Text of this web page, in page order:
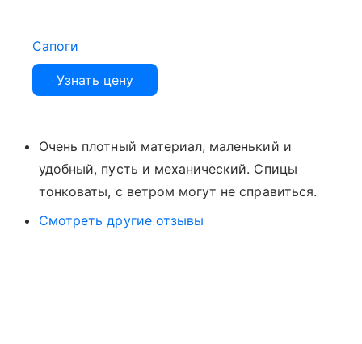
Сапоги
Узнать цену
Очень плотный материал, маленький и
удобный, пусть и механический. Спицы
тонковаты, с ветром могут не справиться.
Смотреть другие отзывы